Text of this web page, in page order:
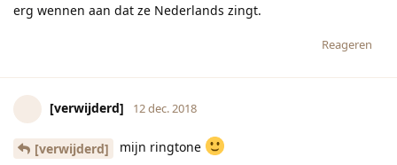
erg wennen aan dat ze Nederlands zingt.
Reageren
[verwijderd] 12 dec. 2018
[verwijderd] mijn ringtone